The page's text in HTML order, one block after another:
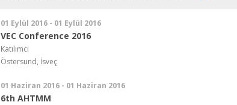
01 Eylül 2016 - 01 Eylül 2016
VEC Conference 2016
Katılımcı
Östersund, İsveç
01 Haziran 2016 - 01 Haziran 2016
6th AHTMM